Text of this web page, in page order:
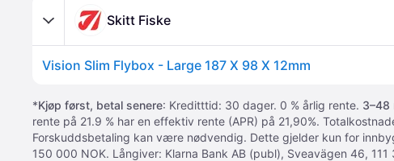
Skitt Fiske
Vision Slim Flybox - Large 187 X 98 X 12mm
*Kjøp først, betal senere: Kreditttid: 30 dager. 0 % årlig rente. 3–48
rente på 21.9 % har en effektiv rente (APR) på 21,90%.
Forskuddsbetaling kan være nødvendig. Dette gjelder kun for
150 000 NOK. Långiver: Klarna Bank AB (publ), Sveavägen 46,